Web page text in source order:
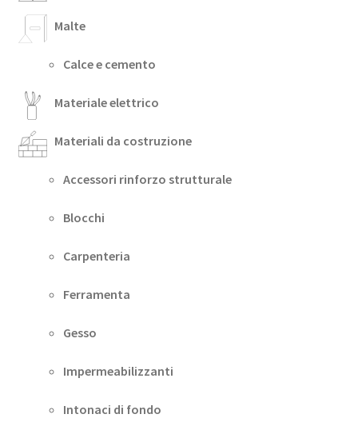
Malte
Calce e cemento
Materiale elettrico
Materiali da costruzione
Accessori rinforzo strutturale
Blocchi
Carpenteria
Ferramenta
Gesso
Impermeabilizzanti
Intonaci di fondo